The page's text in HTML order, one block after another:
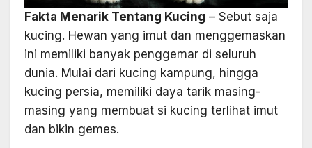
Fakta Menarik Tentang Kucing – Sebut saja
kucing. Hewan yang imut dan menggemaskan
ini memiliki banyak penggemar di seluruh
dunia. Mulai dari kucing kampung, hingga
kucing persia, memiliki daya tarik masing-
masing yang membuat si kucing terlihat imut
dan bikin gemes.